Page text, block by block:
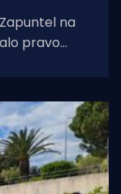
na
pravo